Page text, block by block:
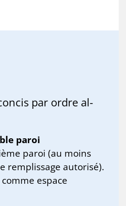
par ordre al­
paroi
paroi (au moins
remplissage autorisé).
comme espace